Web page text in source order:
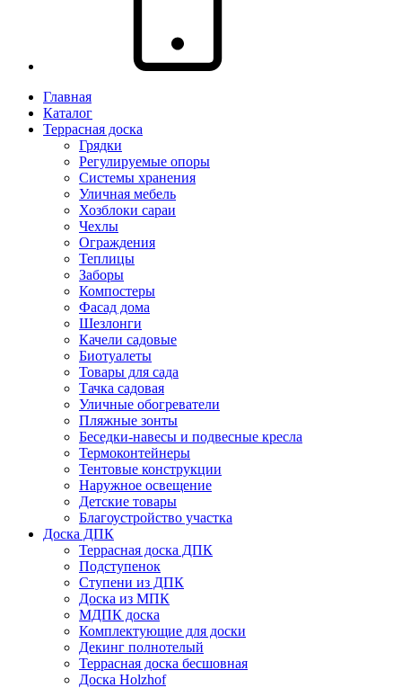
Главная
Каталог
Террасная доска
Грядки
Регулируемые опоры
Системы хранения
Уличная мебель
Хозблоки сараи
Чехлы
Ограждения
Теплицы
Заборы
Компостеры
Фасад дома
Шезлонги
Качели садовые
Биотуалеты
Товары для сада
Тачка садовая
Уличные обогреватели
Пляжные зонты
Беседки-навесы и подвесные кресла
Термоконтейнеры
Тентовые конструкции
Наружное освещение
Детские товары
Благоустройство участка
Доска ДПК
Террасная доска ДПК
Подступенок
Ступени из ДПК
Доска из МПК
МДПК доска
Комплектующие для доски
Декинг полнотелый
Террасная доска бесшовная
Доска Holzhof